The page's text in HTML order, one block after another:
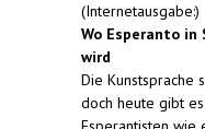
(Internetausgabe:)
Wo Esperanto in
wird
Die Kunstsprache
doch heute gibt